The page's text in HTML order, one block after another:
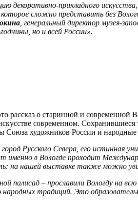
декоративно-прикладного
сложно представить без
, генеральный директор музея-
но и всей России».
рассказ о старинной и
современном.
Союза художников России и народные
Русского Севера, его истинная
именно в Вологде проходит
на нашей выставке также можно
палисад – прославили Вологду на
традиций. Это